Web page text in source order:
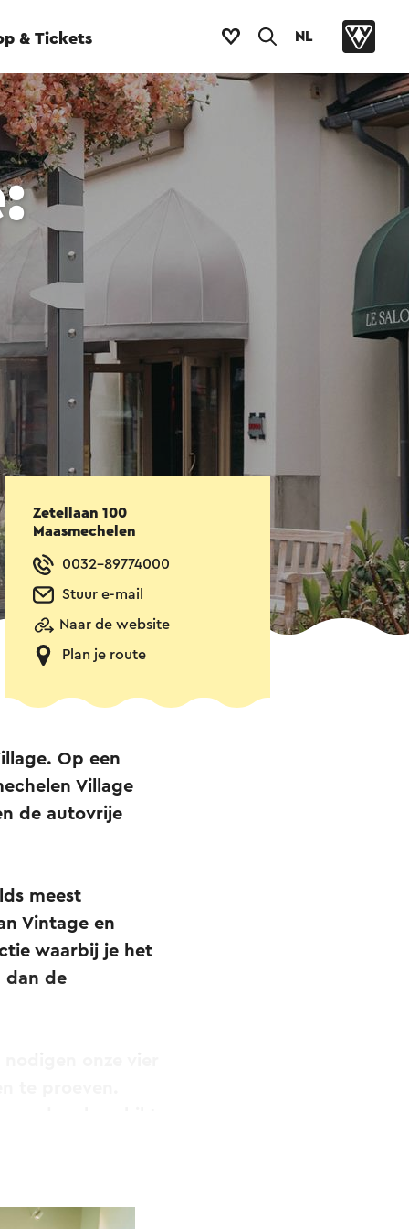
& Tickets NL
Zetellaan 100
Maasmechelen
0032-89774000
Stuur e-mail
Naar de website
Plan je route
Op een
Village
de autovrije
meest
Vintage en
waarbij je het
dan de